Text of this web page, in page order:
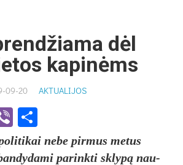
dėl
kapinėms
09-20 AKTUALIJOS
Viber
ne­be pir­mus me­tus
pa­rink­ti skly­pą nau­